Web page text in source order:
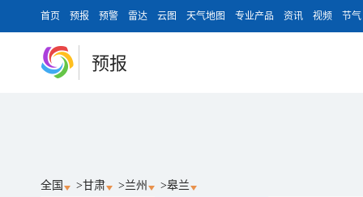
首页 预报 预警 雷达 云图 天气地图 专业产品 资讯 视频 节气
预报
全国 >甘肃 >兰州 >皋兰